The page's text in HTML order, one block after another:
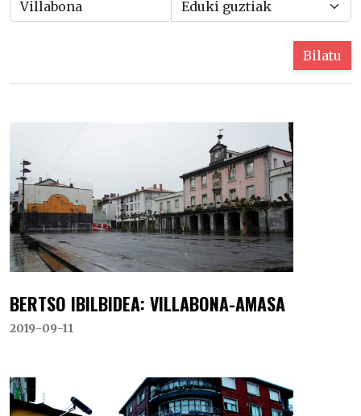
Bilatu
BERTSO IBILBIDEA: VILLABONA-AMASA
2019-09-11